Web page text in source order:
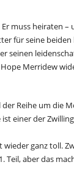
muss heiraten
für seine
seinen
Merridew
der Reihe um die
einer der
wieder ganz toll.
Teil, aber das